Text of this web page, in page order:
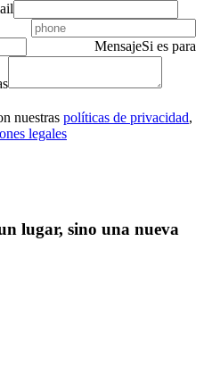
MensajeSi es para
nuestras políticas de privacidad,
legales
lugar, sino una nueva